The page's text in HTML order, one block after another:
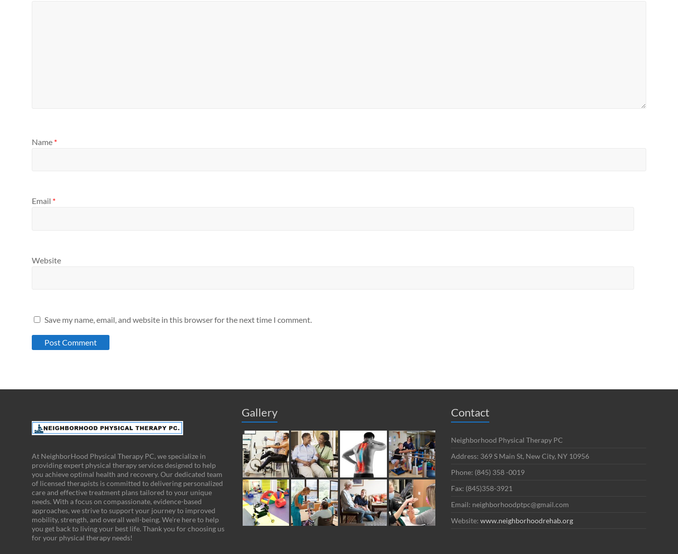
Name *
Email *
Website
Save my name, email, and website in this browser for the next time I comment.
At NeighborHood Physical Therapy PC, we specialize in
providing expert physical therapy services designed to help
you achieve optimal health and recovery. Our dedicated team
of licensed therapists is committed to delivering personalized
care and effective treatment plans tailored to your unique
needs. With a focus on compassionate, evidence-based
approaches, we strive to support your journey to improved
mobility, strength, and overall well-being. We’re here to help
you get back to living your best life. Thank you for choosing us
for your physical therapy needs!
Gallery Contact
Neighborhood Physical Therapy PC
Address: 369 S Main St, New City, NY 10956
Phone: (845) 358 -0019
Fax: (845)358-3921
Email: neighborhoodptpc@gmail.com
Website:www.neighborhoodrehab.org